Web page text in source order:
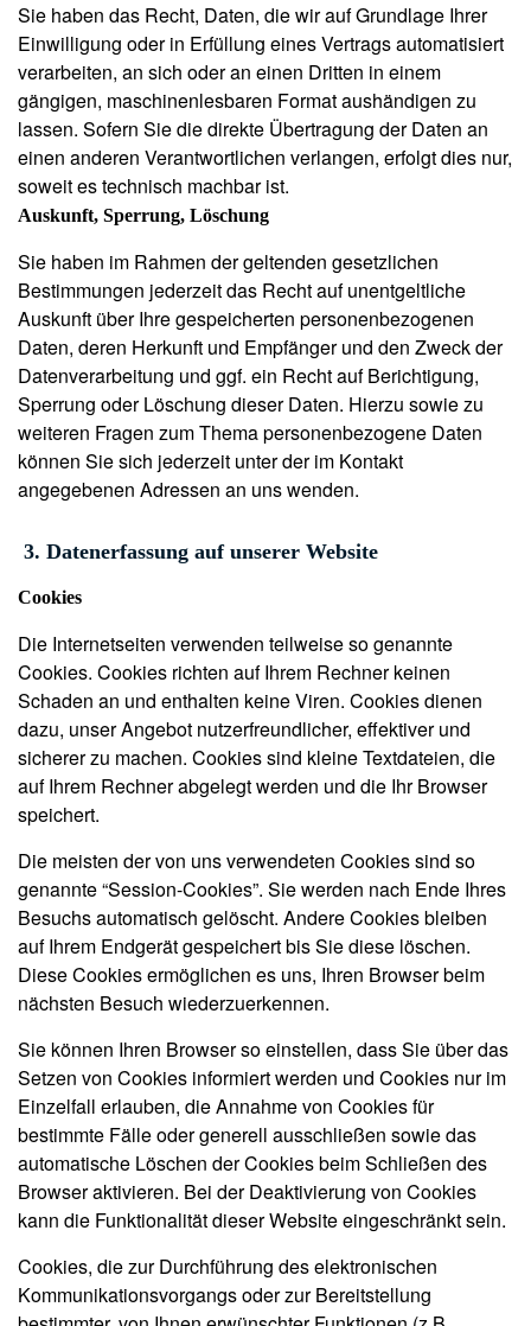
Sie haben das Recht, Daten, die wir auf Grundlage Ihrer
Einwilligung oder in Erfüllung eines Vertrags automatisiert
verarbeiten, an sich oder an einen Dritten in einem
gängigen, maschinenlesbaren Format aushändigen zu
lassen. Sofern Sie die direkte Übertragung der Daten an
einen anderen Verantwortlichen verlangen, erfolgt dies nur,
soweit es technisch machbar ist.
Auskunft, Sperrung, Löschung
Sie haben im Rahmen der geltenden gesetzlichen
Bestimmungen jederzeit das Recht auf unentgeltliche
Auskunft über Ihre gespeicherten personenbezogenen
Daten, deren Herkunft und Empfänger und den Zweck der
Datenverarbeitung und ggf. ein Recht auf Berichtigung,
Sperrung oder Löschung dieser Daten. Hierzu sowie zu
weiteren Fragen zum Thema personenbezogene Daten
können Sie sich jederzeit unter der im Kontakt
angegebenen Adressen an uns wenden.
3. Datenerfassung auf unserer Website
Cookies
Die Internetseiten verwenden teilweise so genannte
Cookies. Cookies richten auf Ihrem Rechner keinen
Schaden an und enthalten keine Viren. Cookies dienen
dazu, unser Angebot nutzerfreundlicher, effektiver und
sicherer zu machen. Cookies sind kleine Textdateien, die
auf Ihrem Rechner abgelegt werden und die Ihr Browser
speichert.
Die meisten der von uns verwendeten Cookies sind so
genannte “Session-Cookies”. Sie werden nach Ende Ihres
Besuchs automatisch gelöscht. Andere Cookies bleiben
auf Ihrem Endgerät gespeichert bis Sie diese löschen.
Diese Cookies ermöglichen es uns, Ihren Browser beim
nächsten Besuch wiederzuerkennen.
Sie können Ihren Browser so einstellen, dass Sie über das
Setzen von Cookies informiert werden und Cookies nur im
Einzelfall erlauben, die Annahme von Cookies für
bestimmte Fälle oder generell ausschließen sowie das
automatische Löschen der Cookies beim Schließen des
Browser aktivieren. Bei der Deaktivierung von Cookies
kann die Funktionalität dieser Website eingeschränkt sein.
Cookies, die zur Durchführung des elektronischen
Kommunikationsvorgangs oder zur Bereitstellung